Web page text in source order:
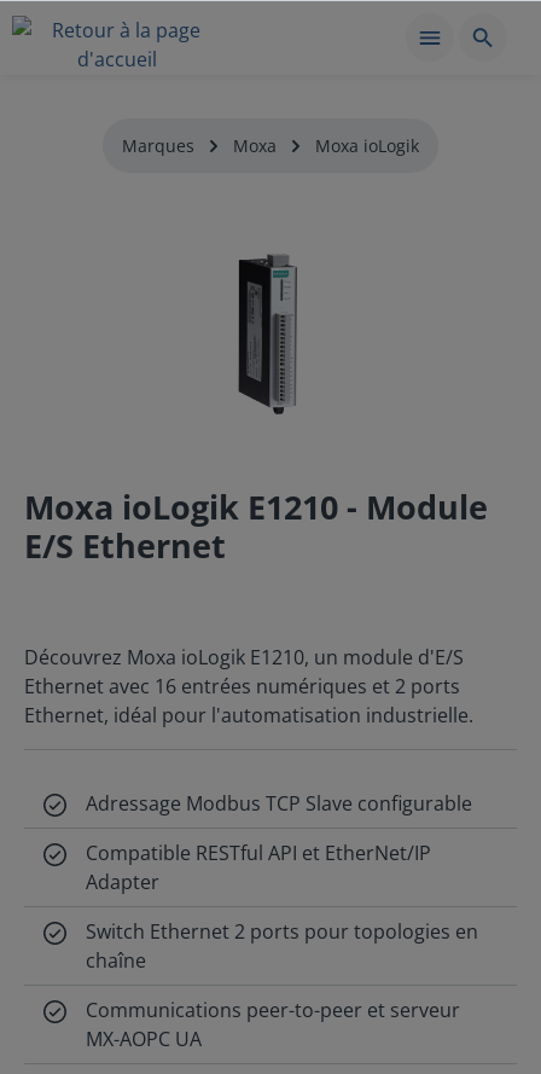
Marques Moxa Moxa ioLogik
Moxa ioLogik E1210 - Module
E/S Ethernet
Découvrez Moxa ioLogik E1210, un module d'E/S
Ethernet avec 16 entrées numériques et 2 ports
Ethernet, idéal pour l'automatisation industrielle.
Adressage Modbus TCP Slave configurable
Compatible RESTful API et EtherNet/IP
Adapter
Switch Ethernet 2 ports pour topologies en
chaîne
Communications peer-to-peer et serveur
MX-AOPC UA